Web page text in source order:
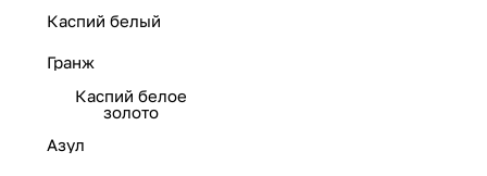
Каспий белый
Гранж
Каспий белое
золото
Азул